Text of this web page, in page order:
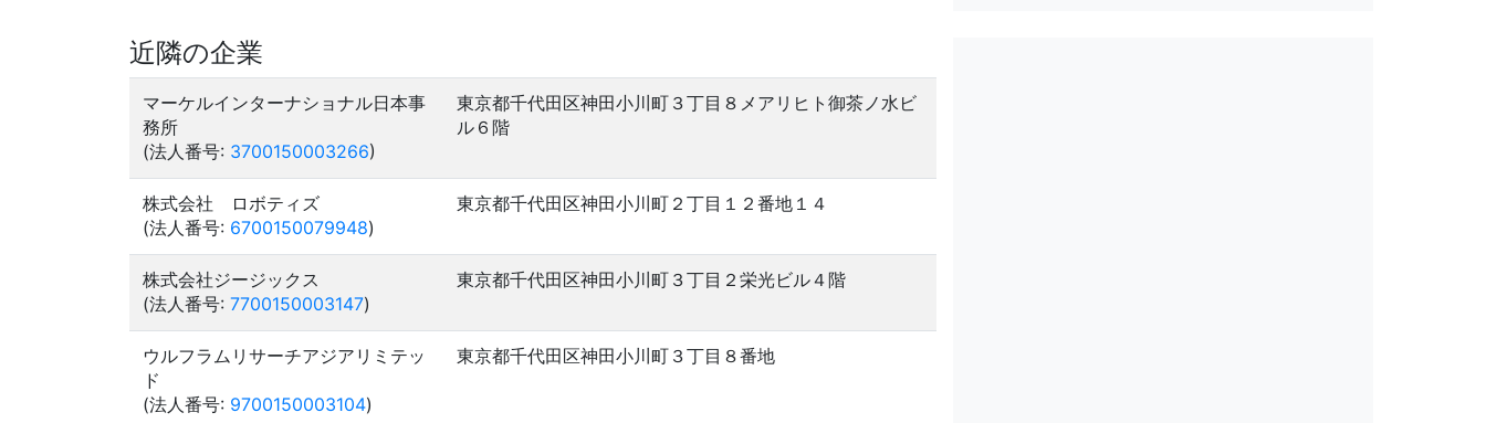
近隣の企業
マーケルインターナショナル日本事
務所
(法人番号: 3700150003266)
東京都千代田区神田小川町３丁目８メアリヒト御茶ノ水ビ
ル６階
株式会社 ロボティズ
(法人番号: 6700150079948)
東京都千代田区神田小川町２丁目１２番地１４
株式会社ジージックス
(法人番号: 7700150003147)
東京都千代田区神田小川町３丁目２栄光ビル４階
ウルフラムリサーチアジアリミテッ
ド
(法人番号: 9700150003104)
東京都千代田区神田小川町３丁目８番地